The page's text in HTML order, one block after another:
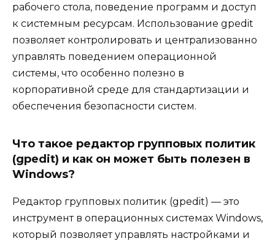
рабочего стола, поведение программ и доступ
к системным ресурсам. Использование gpedit
позволяет контролировать и централизованно
управлять поведением операционной
системы, что особенно полезно в
корпоративной среде для стандартизации и
обеспечения безопасности систем.
Что такое редактор групповых политик
(gpedit) и как он может быть полезен в
Windows?
Редактор групповых политик (gpedit) — это
инструмент в операционных системах Windows,
который позволяет управлять настройками и